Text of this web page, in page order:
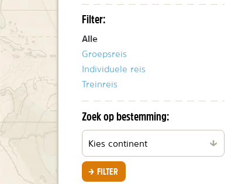
Filter:
Alle
Groepsreis
Individuele reis
Treinreis
Zoek op bestemming:
Filteren
per
continent
FILTER